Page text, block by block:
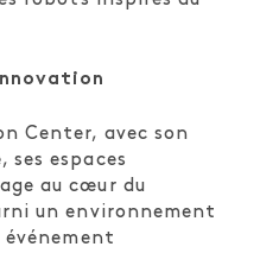
Center, avec son
espaces
au cœur du
un environnement